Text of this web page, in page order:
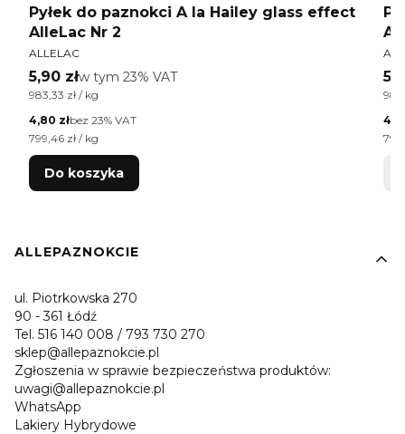
Pyłek do paznokci A la Hailey glass effect
AlleLac Nr 2
PRODUCENT
ALLELAC
Cena brutto
5,90 złw tym %s VAT
w tym 23% VAT
Cena jednostkowa brutto
983,33 zł / kg
Cena netto
4,80 złbez 23% VAT
Cena jednostkowa netto
799,46 zł / kg
Do koszyka
Linki w stopce
ALLEPAZNOKCIE
ul. Piotrkowska 270
90 - 361 Łódź
Tel. 516 140 008 / 793 730 270
sklep@allepaznokcie.pl
Zgłoszenia w sprawie bezpieczeństwa produktów:
uwagi@allepaznokcie.pl
WhatsApp
Lakiery Hybrydowe